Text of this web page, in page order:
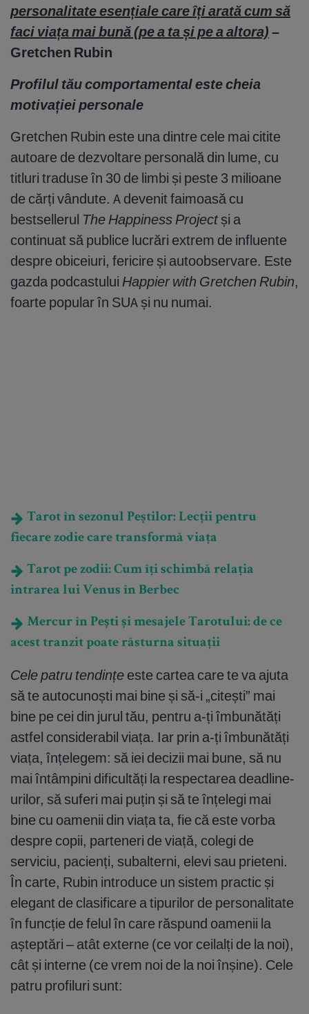
personalitate esențiale care îți arată cum să
faci viața mai bună (pe a ta și pe a altora) –
Gretchen Rubin
Profilul tău comportamental este cheia
motivației personale
Gretchen Rubin este una dintre cele mai citite
autoare de dezvoltare personală din lume, cu
titluri traduse în 30 de limbi și peste 3 milioane
de cărți vândute. A devenit faimoasă cu
bestsellerul The Happiness Project și a
continuat să publice lucrări extrem de influente
despre obiceiuri, fericire și autoobservare. Este
gazda podcastului Happier with Gretchen Rubin,
foarte popular în SUA și nu numai.
Tarot în sezonul Peștilor: Lecții pentru
fiecare zodie care transformă viața
Tarot pe zodii: Cum îți schimbă relația
intrarea lui Venus în Berbec
Mercur în Pești și mesajele Tarotului: de ce
acest tranzit poate răsturna situații
Cele patru tendințe este cartea care te va ajuta
să te autocunoști mai bine și să-i „citești” mai
bine pe cei din jurul tău, pentru a-ți îmbunătăți
astfel considerabil viața. Iar prin a-ți îmbunătăți
viața, înțelegem: să iei decizii mai bune, să nu
mai întâmpini dificultăți la respectarea deadline-
urilor, să suferi mai puțin și să te înțelegi mai
bine cu oamenii din viața ta, fie că este vorba
despre copii, parteneri de viață, colegi de
serviciu, pacienți, subalterni, elevi sau prieteni.
În carte, Rubin introduce un sistem practic și
elegant de clasificare a tipurilor de personalitate
în funcție de felul în care răspund oamenii la
așteptări – atât externe (ce vor ceilalți de la noi),
cât și interne (ce vrem noi de la noi înșine). Cele
patru profiluri sunt: